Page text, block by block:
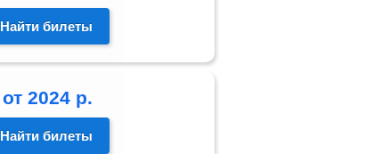
Найти билеты
от 2024 р.
Найти билеты